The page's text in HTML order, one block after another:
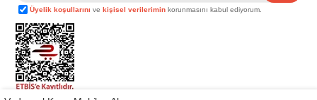
Üyelik koşullarını vekişisel verilerimin korunmasını kabul ediyorum.